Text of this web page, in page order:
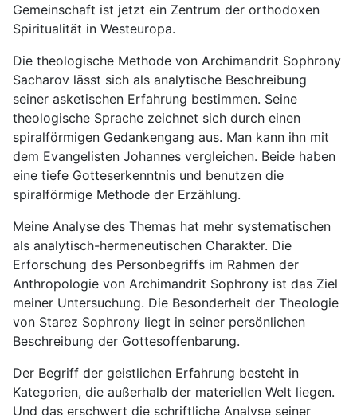
Gemeinschaft ist jetzt ein Zentrum der orthodoxen
Spiritualität in Westeuropa.
Die theologische Methode von Archimandrit Sophrony
Sacharov lässt sich als analytische Beschreibung
seiner asketischen Erfahrung bestimmen. Seine
theologische Sprache zeichnet sich durch einen
spiralförmigen Gedankengang aus. Man kann ihn mit
dem Evangelisten Johannes vergleichen. Beide haben
eine tiefe Gotteserkenntnis und benutzen die
spiralförmige Methode der Erzählung.
Meine Analyse des Themas hat mehr systematischen
als analytisch-hermeneutischen Charakter. Die
Erforschung des Personbegriffs im Rahmen der
Anthropologie von Archimandrit Sophrony ist das Ziel
meiner Untersuchung. Die Besonderheit der Theologie
von Starez Sophrony liegt in seiner persönlichen
Beschreibung der Gottesoffenbarung.
Der Begriff der geistlichen Erfahrung besteht in
Kategorien, die außerhalb der materiellen Welt liegen.
Und das erschwert die schriftliche Analyse seiner